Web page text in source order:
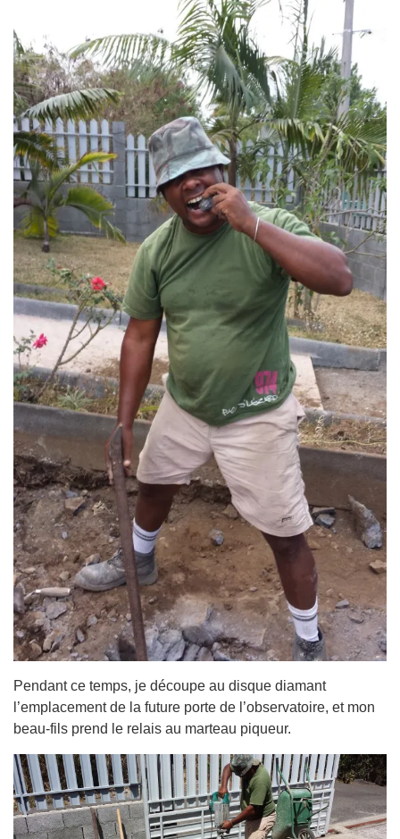
Pendant ce temps, je découpe au disque diamant
l’emplacement de la future porte de l’observatoire, et mon
beau-fils prend le relais au marteau piqueur.